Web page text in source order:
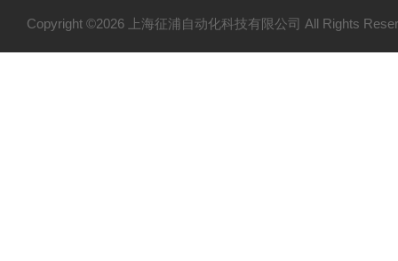
Copyright ©2026 上海征浦自动化科技有限公司 All Rights